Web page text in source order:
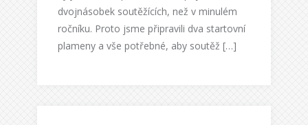
dvojnásobek soutěžících, než v minulém
ročníku. Proto jsme připravili dva startovní
plameny a vše potřebné, aby soutěž […]